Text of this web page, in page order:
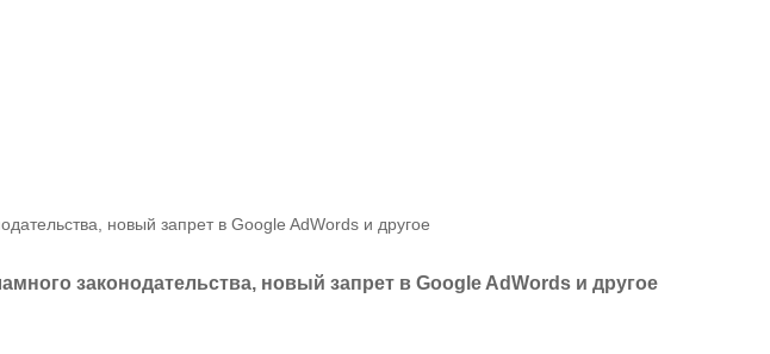
новый запрет в Google AdWords и другое
законодательства, новый запрет в Google AdWords и другое